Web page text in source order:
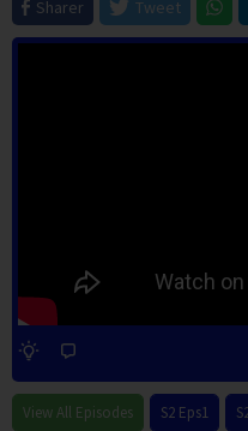
Sharer
Tweet
View All Episodes S2 Eps1